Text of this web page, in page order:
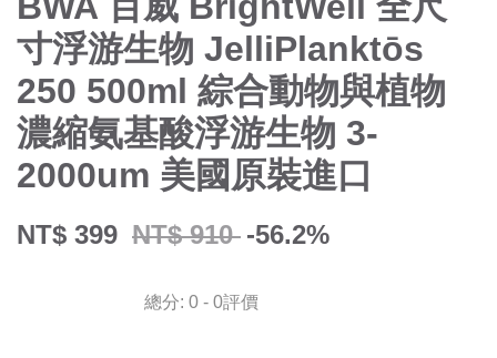
寸浮游生物 JelliPlanktōs
250 500ml 綜合動物與植物
濃縮氨基酸浮游生物 3-
2000um 美國原裝進口
NT$ 399 NT$ 910 -56.2%
總分: 0 - 0評價